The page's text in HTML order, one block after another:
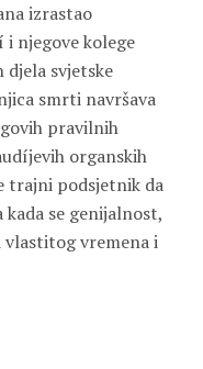
izrastao
i njegove kolege
svjetske
smrti navršava
pravilnih
organskih
trajni podsjetnik da
se genijalnost,
vlastitog vremena i